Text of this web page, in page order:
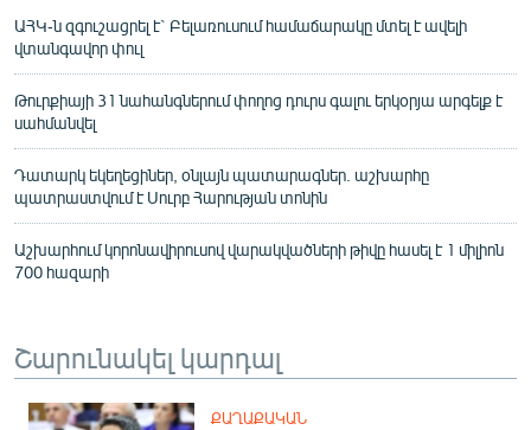
ԱՀԿ-ն զգուշացրել է` Բելառուսում համաճարակը մտել է ավելի
վտանգավոր փուլ
Թուրքիայի 31 նահանգներում փողոց դուրս գալու երկօրյա արգելք է
սահմանվել
Դատարկ եկեղեցիներ, օնլայն պատարագներ. աշխարհը
պատրաստվում է Սուրբ Հարության տոնին
Աշխարհում կորոնավիրուսով վարակվածների թիվը հասել է 1 միլիոն
700 հազարի
Շարունակել կարդալ
ՔԱՂԱՔԱԿԱՆ